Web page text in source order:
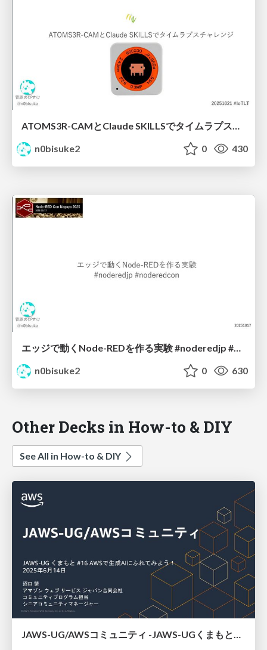
ATOMS3R-CAMとClaude SKILLSでタイムラプスチャレンジ #iotlt
n0bisuke2
0 430
エッジで動くNode-REDを作る実験 #noderedjp #noderedcon
n0bisuke2
0 630
Other Decks in How-to & DIY
See All in How-to & DIY